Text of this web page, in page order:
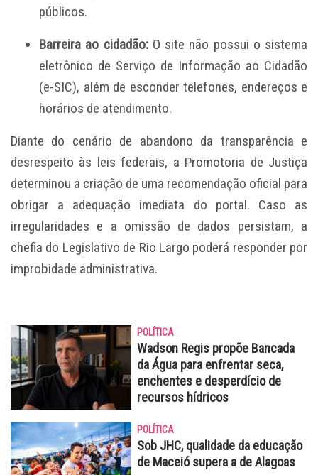
públicos.
Barreira ao cidadão:O site não possui o sistema
eletrônico de Serviço de Informação ao Cidadão
(e-SIC), além de esconder telefones, endereços e
horários de atendimento.
Diante do cenário de abandono da transparência e
desrespeito às leis federais, a Promotoria de Justiça
determinou a criação de uma recomendação oficial para
obrigar a adequação imediata do portal. Caso as
irregularidades e a omissão de dados persistam, a
chefia do Legislativo de Rio Largo poderá responder por
improbidade administrativa.
POLÍTICA
Wadson Regis propõe Bancada
da Água para enfrentar seca,
enchentes e desperdício de
recursos hídricos
POLÍTICA
Sob JHC, qualidade da educação
de Maceió supera a de Alagoas